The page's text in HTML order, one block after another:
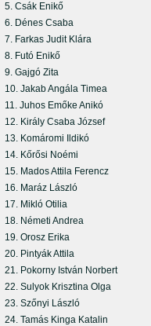
5. Csák Enikő
6. Dénes Csaba
7. Farkas Judit Klára
8. Futó Enikő
9. Gajgó Zita
10. Jakab Angála Timea
11. Juhos Emőke Anikó
12. Király Csaba József
13. Komáromi Ildikó
14. Kőrősi Noémi
15. Mados Attila Ferencz
16. Maráz László
17. Mikló Otilia
18. Németi Andrea
19. Orosz Erika
20. Pintyák Attila
21. Pokorny István Norbert
22. Sulyok Krisztina Olga
23. Szőnyi László
24. Tamás Kinga Katalin